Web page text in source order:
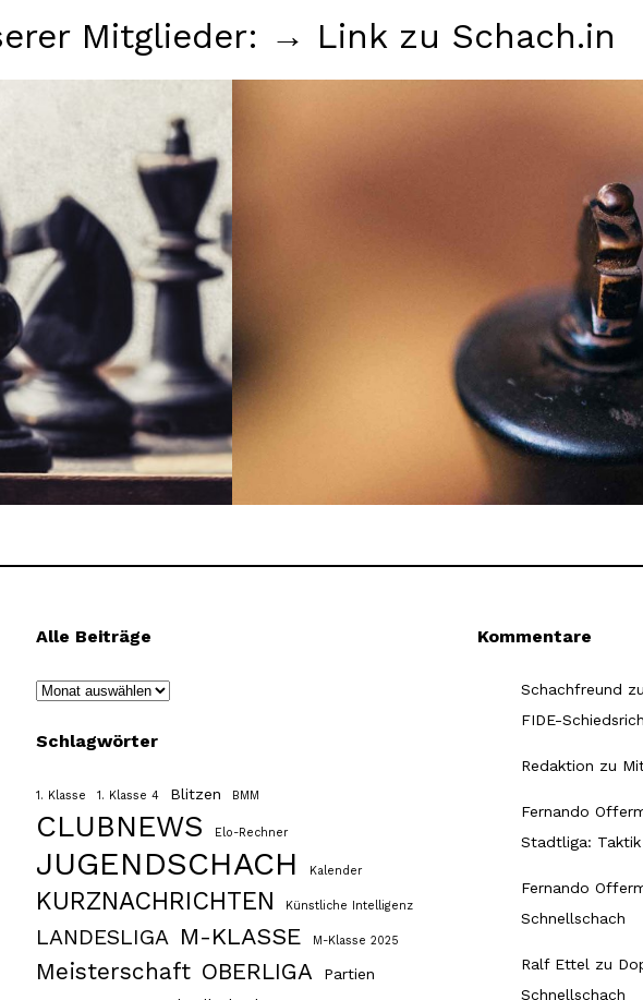
Mitglieder: → Link zu Schach.in
Alle Beiträge
Archiv
Schlagwörter
1. Klasse 1. Klasse 4 Blitzen BMM
CLUBNEWS Elo-Rechner
JUGENDSCHACH Kalender
KURZNACHRICHTEN Künstliche Intelligenz
LANDESLIGA M-KLASSE M-Klasse 2025
Meisterschaft OBERLIGA
Partien
Kommentare
Schachfreund zu
FIDE-
Redaktion zu
Fernando
Stadtliga:
Fernando
Schnellschach
Ralf Ettel zu
Schnellschach